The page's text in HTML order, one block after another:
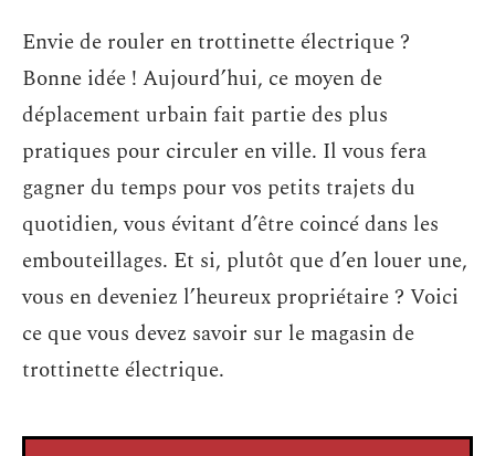
Envie de rouler en trottinette électrique ?
Bonne idée ! Aujourd’hui, ce moyen de
déplacement urbain fait partie des plus
pratiques pour circuler en ville. Il vous fera
gagner du temps pour vos petits trajets du
quotidien, vous évitant d’être coincé dans les
embouteillages. Et si, plutôt que d’en louer une,
vous en deveniez l’heureux propriétaire ? Voici
ce que vous devez savoir sur le magasin de
trottinette électrique.